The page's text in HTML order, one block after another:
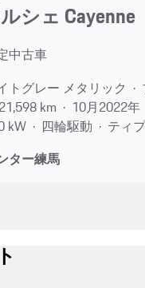
シェ Cayenne
中古車
トグレー メタリック
21,598 km 10月​2022年
kW
四輪駆動
ティ
ター練馬